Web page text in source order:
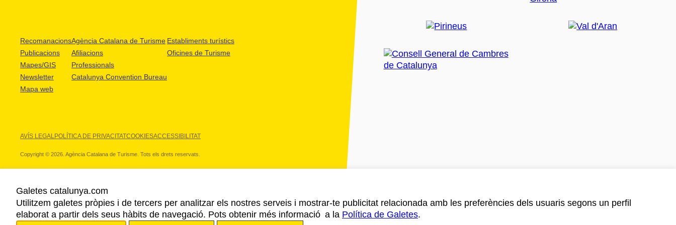
Recomanacions
Publicacions
Mapes/GIS
Newsletter
Mapa web
Agència Catalana de Turisme
Afiliacions
Professionals
Catalunya Convention Bureau
Establiments turístics
Oficines de Turisme
AVÍS LEGALPOLÍTICA DE PRIVACITATCOOKIESACCESSIBILITAT
Copyright © 2026. Agència Catalana de Turisme. Tots els drets reservats.
ELS NOSTRES PARTNERS
Galetes catalunya.com
Utilitzem galetes pròpies i de tercers per analitzar els nostres serveis i mostrar-te publicitat relacionada amb les preferències dels usuaris segons un perfil
elaborat a partir dels seus hàbits de navegació. Pots obtenir més informació a la Política de Galetes.